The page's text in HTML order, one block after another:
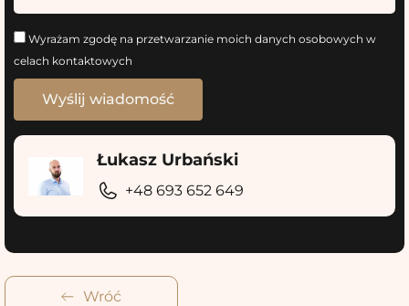
Wyrażam zgodę na przetwarzanie moich danych osobowych w
celach kontaktowych
Łukasz Urbański
+48 693 652 649
Wróć